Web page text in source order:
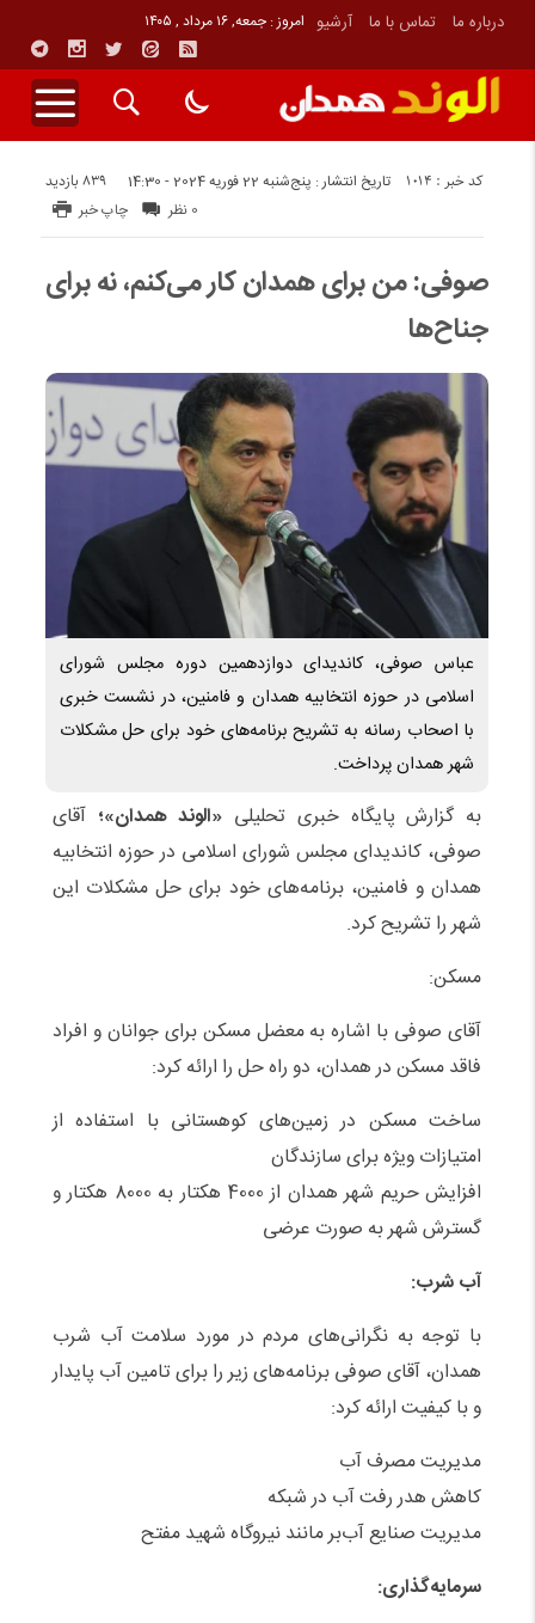
درباره ما تماس با ما آرشیو امروز : جمعه, ۱۶ مرداد , ۱۴۰۵
تاریخ انتشار : پنج‌شنبه 22 فوریه 2024 - 14:30 839 بازدید کد خبر : 1014
چاپ خبر 0 نظر
صوفی: من برای همدان کار می‌کنم، نه برای
جناح‌ها
عباس صوفی، کاندیدای دوازدهمین دوره مجلس شورای
اسلامی در حوزه انتخابیه همدان و فامنین، در نشست خبری
با اصحاب رسانه به تشریح برنامه‌های خود برای حل مشکلات
شهر همدان پرداخت.
به گزارش پایگاه خبری تحلیلی «الوند همدان»؛ آقای
صوفی، کاندیدای مجلس شورای اسلامی در حوزه انتخابیه
همدان و فامنین، برنامه‌های خود برای حل مشکلات این
شهر را تشریح کرد.
مسکن:
آقای صوفی با اشاره به معضل مسکن برای جوانان و افراد
فاقد مسکن در همدان، دو راه حل را ارائه کرد:
ساخت مسکن در زمین‌های کوهستانی با استفاده از
امتیازات ویژه برای سازندگان
افزایش حریم شهر همدان از 4000 هکتار به 8000 هکتار و
گسترش شهر به صورت عرضی
آب شرب:
با توجه به نگرانی‌های مردم در مورد سلامت آب شرب
همدان، آقای صوفی برنامه‌های زیر را برای تامین آب پایدار
و با کیفیت ارائه کرد:
مدیریت مصرف آب
کاهش هدر رفت آب در شبکه
مدیریت صنایع آب‌بر مانند نیروگاه شهید مفتح
سرمایه‌گذاری: